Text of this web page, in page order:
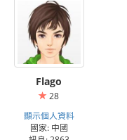
Flago
28
顯示個人資料
國家: 中國